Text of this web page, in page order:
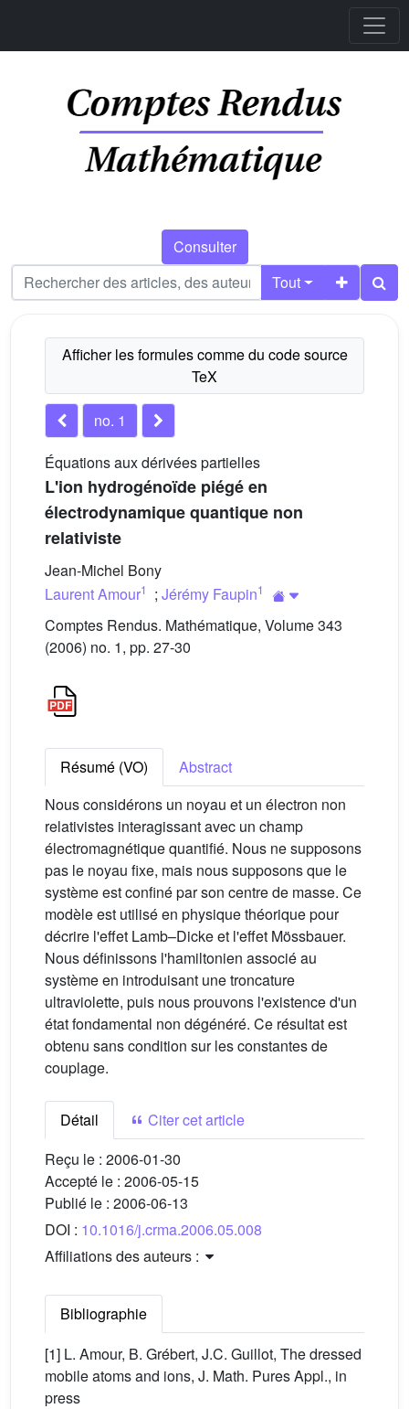
Consulter
Tout
no. 1
Équations aux dérivées partielles
L'ion hydrogénoïde piégé en
électrodynamique quantique non
relativiste
Jean-Michel Bony
Laurent Amour1 ; Jérémy Faupin1
Comptes Rendus. Mathématique, Volume 343
(2006) no. 1, pp. 27-30
Résumé (VO)
Abstract
Nous considérons un noyau et un électron non
relativistes interagissant avec un champ
électromagnétique quantifié. Nous ne supposons
pas le noyau fixe, mais nous supposons que le
système est confiné par son centre de masse. Ce
modèle est utilisé en physique théorique pour
décrire l'effet Lamb–Dicke et l'effet Mössbauer.
Nous définissons l'hamiltonien associé au
système en introduisant une troncature
ultraviolette, puis nous prouvons l'existence d'un
état fondamental non dégénéré. Ce résultat est
obtenu sans condition sur les constantes de
couplage.
Détail
Citer cet article
Reçu le : 2006-01-30
Accepté le : 2006-05-15
Publié le : 2006-06-13
DOI : 10.1016/j.crma.2006.05.008
Affiliations des auteurs :
Bibliographie
[1] L. Amour, B. Grébert, J.C. Guillot, The dressed
mobile atoms and ions, J. Math. Pures Appl., in
press